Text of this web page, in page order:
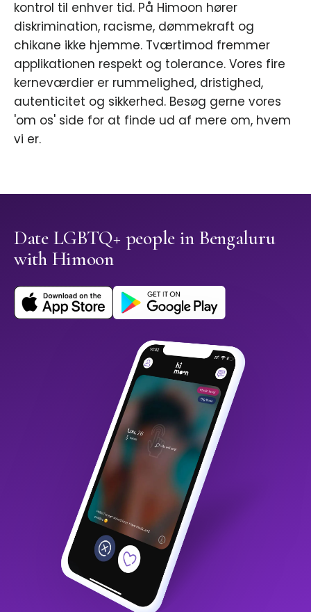
kontrol til enhver tid. På Himoon hører
diskrimination, racisme, dømmekraft og
chikane ikke hjemme. Tværtimod fremmer
applikationen respekt og tolerance. Vores fire
kerneværdier er rummelighed, dristighed,
autenticitet og sikkerhed. Besøg gerne vores
'om os' side for at finde ud af mere om, hvem
vi er.
Date LGBTQ+ people in Bengaluru
with Himoon